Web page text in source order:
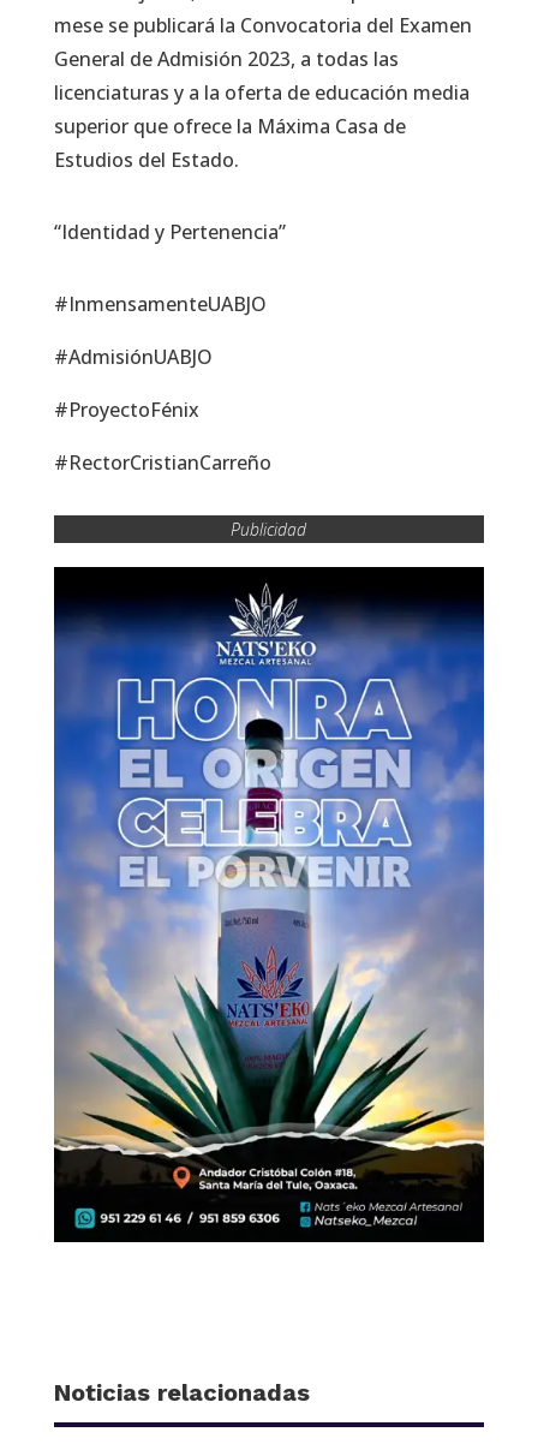
mese se publicará la Convocatoria del Examen
General de Admisión 2023, a todas las
licenciaturas y a la oferta de educación media
superior que ofrece la Máxima Casa de
Estudios del Estado.
“Identidad y Pertenencia”
#InmensamenteUABJO
#AdmisiónUABJO
#ProyectoFénix
#RectorCristianCarreño
Publicidad
Noticias relacionadas